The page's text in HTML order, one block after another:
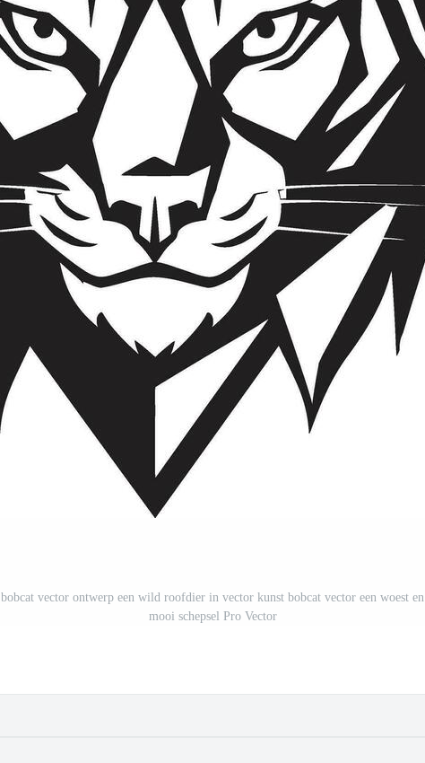
bobcat vector ontwerp een wild roofdier in vector kunst bobcat vector een woest en
mooi schepsel Pro Vector